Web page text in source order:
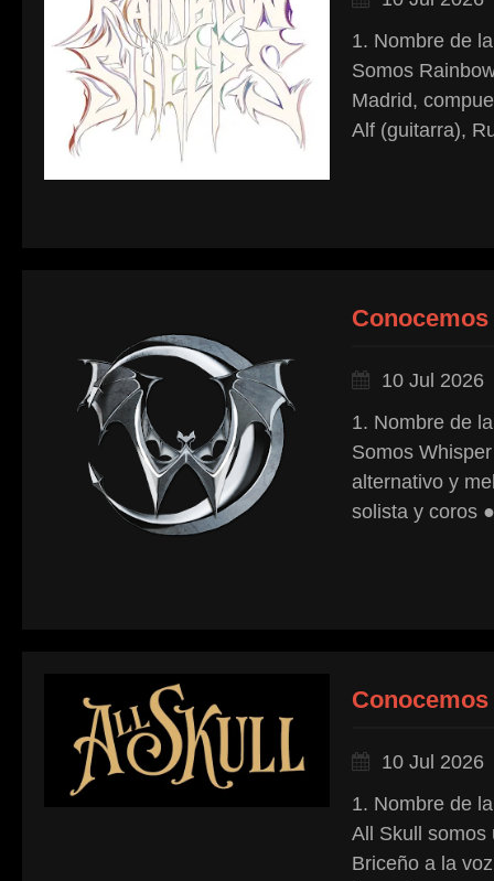
1. Nombre de
Somos
Madrid,
Alf (guitarra),
Conocemos
10 Jul 2026
1. Nombre de
Somos
alternativo y
solista y coros
10 Jul 2026
1. Nombre de
All Skull somos
Briceño a la